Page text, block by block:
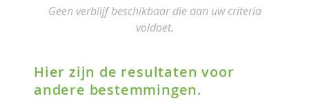
Geen verblijf beschikbaar die aan uw criteria
voldoet.
Hier zijn de resultaten voor
andere bestemmingen.